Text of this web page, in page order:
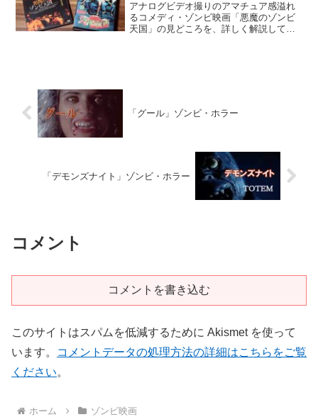
アナログビデオ撮りのアマチュア感溢れ
るコメディ・ゾンビ映画「悪魔のゾンビ
天国」の見どころを、詳しく解説してお
「グール」ゾンビ・ホラー
「デモンズナイト」ゾンビ・ホラー
コメント
コメントを書き込む
このサイトはスパムを低減するために Akismet を使って
います。
コメントデータの処理方法の詳細はこちらをご覧
ください。
ホーム ゾンビ映画